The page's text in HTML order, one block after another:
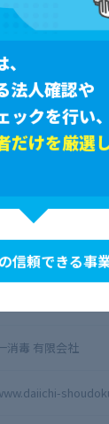
社概要
消毒 有限会社
法人確認や
クを行い、
だけを厳選
信頼できる事